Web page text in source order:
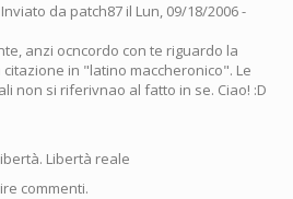
Inviato da patch87 il Lun, 09/18/2006 -
anzi ocncordo con te riguardo la
in "latino maccheronico". Le
non si riferivnao al fatto in se. Ciao! :D
Libertà reale
commenti.